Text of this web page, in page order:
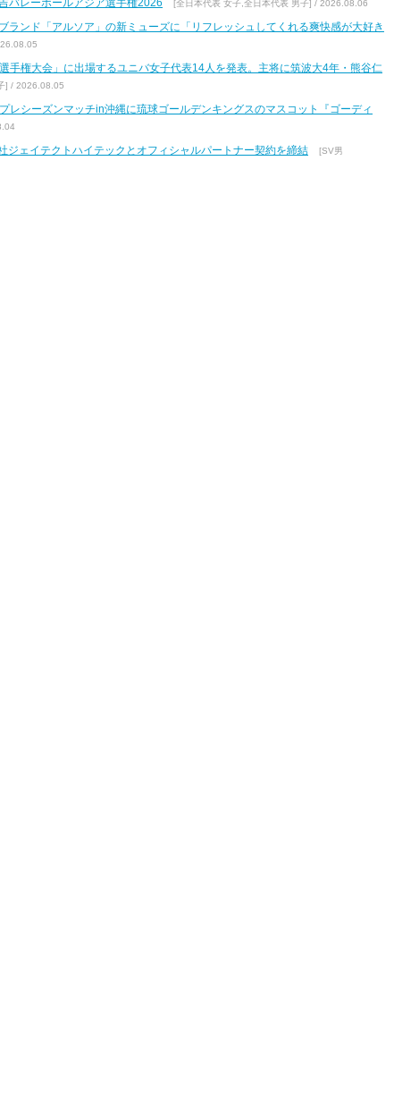
バレーボールアジア選手権2026
[全日本代表 女子,全日本代表 男子] / 2026.08.06
ランド「アルソア」の新ミューズに「リフレッシュしてくれる爽快感が大好き
手権大会」に出場するユニバ女子代表14人を発表。主将に筑波大4年・熊谷仁
] / 2026.08.05
シーズンマッチin沖縄に琉球ゴールデンキングスのマスコット『ゴーディ
ジェイテクトハイテックとオフィシャルパートナー契約を締結 [SV男